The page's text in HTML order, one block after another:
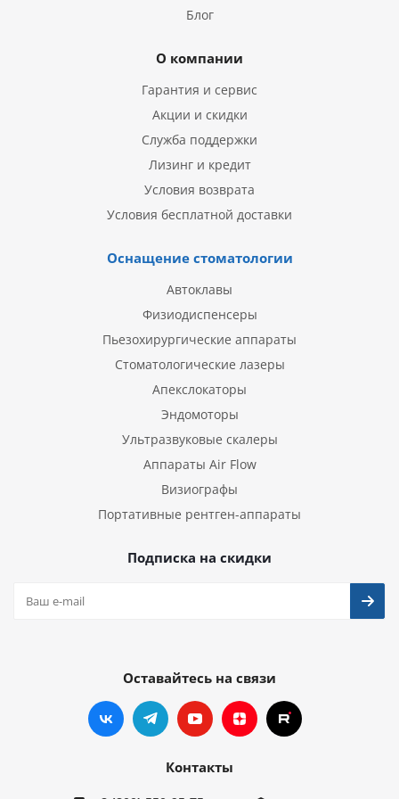
Блог
О компании
Гарантия и сервис
Акции и скидки
Служба поддержки
Лизинг и кредит
Условия возврата
Условия бесплатной доставки
Оснащение стоматологии
Автоклавы
Физиодиспенсеры
Пьезохирургические аппараты
Стоматологические лазеры
Апекслокаторы
Эндомоторы
Ультразвуковые скалеры
Аппараты Air Flow
Визиографы
Портативные рентген-аппараты
Подписка на скидки
Оставайтесь на связи
Контакты